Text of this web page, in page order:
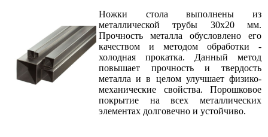
Ножки стола выполнены из
металлической трубы 30х20 мм.
Прочность металла обусловлено его
качеством и методом обработки -
холодная прокатка. Данный метод
повышает прочность и твердость
металла и в целом улучшает физико-
механические свойства. Порошковое
покрытие на всех металлических
элементах долговечно и устойчиво.